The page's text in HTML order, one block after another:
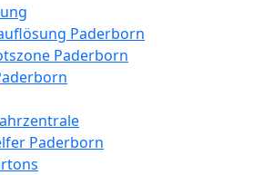
Paderborn
Paderborn
Paderborn